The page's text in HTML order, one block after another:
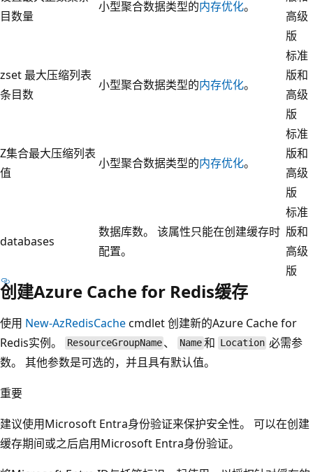
目数量
小型聚合数据类型的内存优化。
高级
版
zset 最大压缩列表
条目数
小型聚合数据类型的内存优化。
标准
版和
高级
版
Z集合最大压缩列表
值
小型聚合数据类型的内存优化。
标准
版和
高级
版
databases
数据库数。 该属性只能在创建缓存时
配置。
标准
版和
高级
版
创建Azure Cache for Redis缓存
使用 New-AzRedisCachecmdlet 创建新的Azure Cache for
Redis实例。
ResourceGroupName 、 Name和 Location 必需参
数。 其他参数是可选的，并且具有默认值。
重要
建议使用Microsoft Entra身份验证来保护安全性。 可以在创建
缓存期间或之后启用Microsoft Entra身份验证。